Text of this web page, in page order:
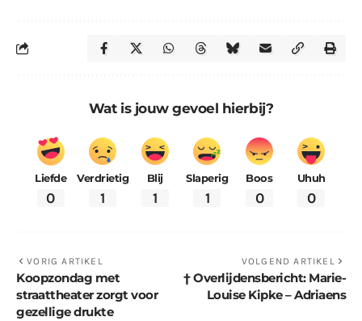
Wat is jouw gevoel hierbij?
Liefde
0
Verdrietig
1
Blij
1
Slaperig
1
Boos
0
Uhuh
0
VORIG ARTIKEL
Koopzondag met
straattheater zorgt voor
gezellige drukte
VOLGEND ARTIKEL
† Overlijdensbericht: Marie-
Louise Kipke – Adriaens